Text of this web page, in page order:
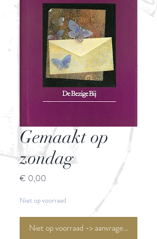
Gemaakt op
zondag
€ 0,00
Niet op voorraad
Niet op voorraad -> aanvragen <-